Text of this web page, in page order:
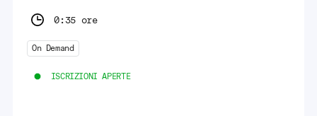
0:35 ore
On Demand
ISCRIZIONI APERTE